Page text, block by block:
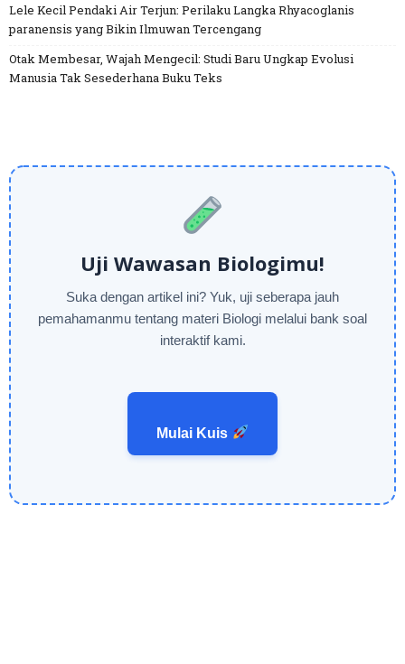
Lele Kecil Pendaki Air Terjun: Perilaku Langka Rhyacoglanis
paranensis yang Bikin Ilmuwan Tercengang
Otak Membesar, Wajah Mengecil: Studi Baru Ungkap Evolusi
Manusia Tak Sesederhana Buku Teks
Uji Wawasan Biologimu!
Suka dengan artikel ini? Yuk, uji seberapa jauh
pemahamanmu tentang materi Biologi melalui bank soal
interaktif kami.
Mulai Kuis